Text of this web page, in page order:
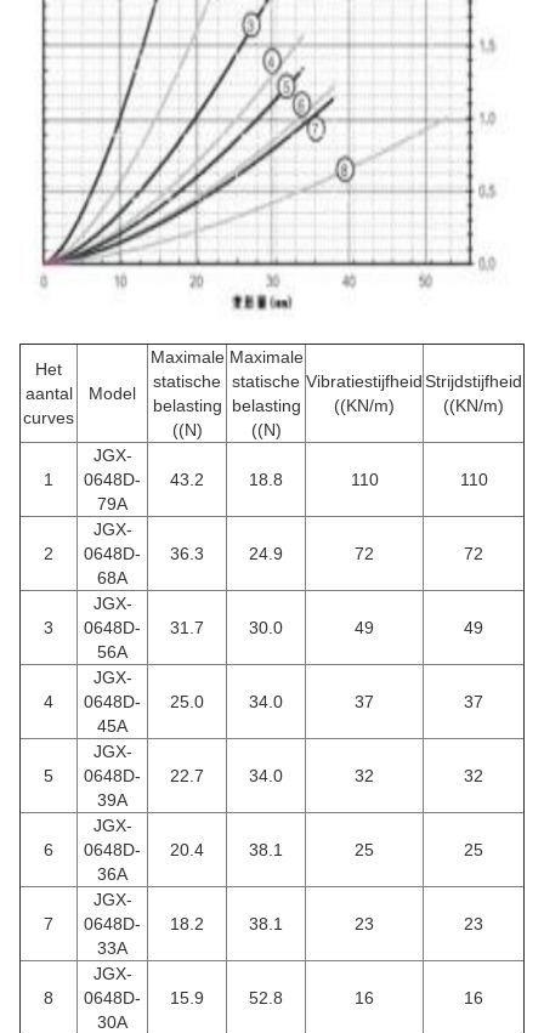
Het
aantal
curves
Model
Maximale
statische
belasting
((N)
Maximale
statische
belasting
((N)
Vibratiestijfheid
((KN/m)
Strijdstijfheid
((KN/m)
1
JGX-
0648D-
79A
43.2 18.8 110 110
2
JGX-
0648D-
68A
36.3 24.9 72 72
3
JGX-
0648D-
56A
31.7 30.0 49 49
4
JGX-
0648D-
45A
25.0 34.0 37 37
5
JGX-
0648D-
39A
22.7 34.0 32 32
6
JGX-
0648D-
36A
20.4 38.1 25 25
7
JGX-
0648D-
33A
18.2 38.1 23 23
8
JGX-
0648D-
30A
15.9 52.8 16 16